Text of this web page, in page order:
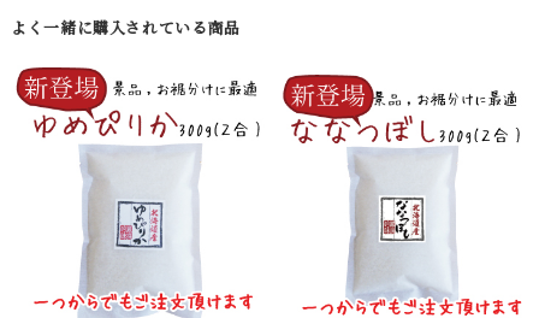
よく一緒に購入されている商品